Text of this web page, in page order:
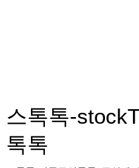
스톡톡-
톡톡